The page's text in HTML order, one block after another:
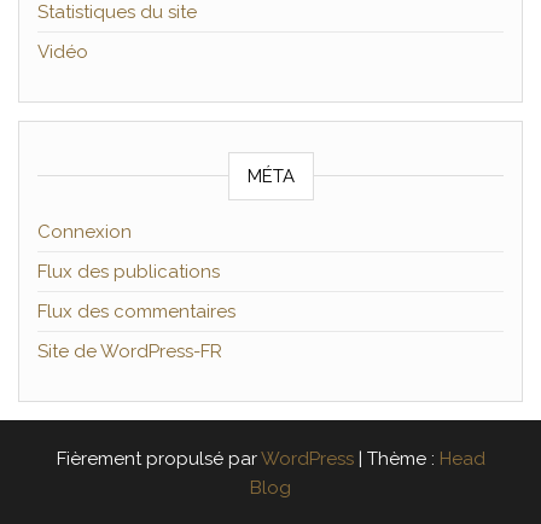
Statistiques du site
Vidéo
MÉTA
Connexion
Flux des publications
Flux des commentaires
Site de WordPress-FR
Fièrement propulsé parWordPress | Thème : Head
Blog